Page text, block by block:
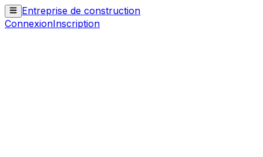
Entreprise de construction
ConnexionInscription